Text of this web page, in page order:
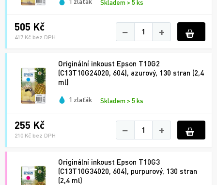
Skladem > 5 ks
505 Kč
417 Kč bez DPH − +
Originální inkoust Epson T10G2
(C13T10G24020, 604), azurový, 130 stran (2,4
ml)
1 zlaťák Skladem > 5 ks
255 Kč
210 Kč bez DPH − +
Originální inkoust Epson T10G3
(C13T10G34020, 604), purpurový, 130 stran
(2,4 ml)